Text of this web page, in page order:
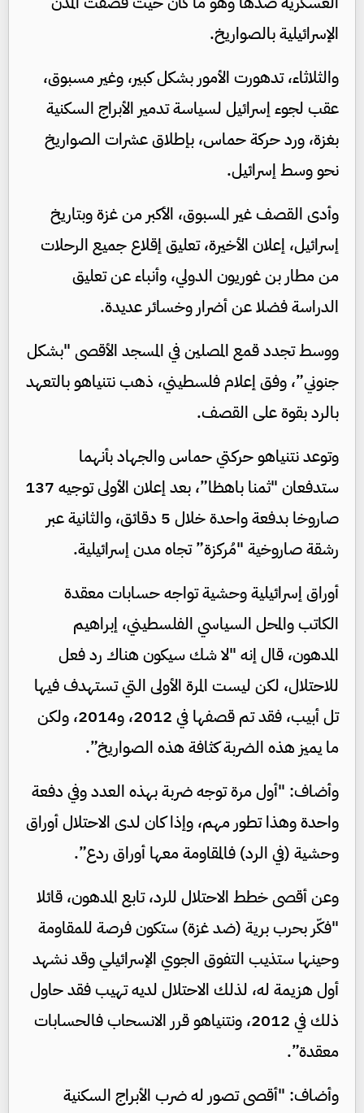
الإسرائيلية بالصواريخ.
والثلاثاء، تدهورت الأمور بشكل كبير، وغير مسبوق،
عقب لجوء إسرائيل لسياسة تدمير الأبراج السكنية
بغزة، ورد حركة حماس، بإطلاق عشرات الصواريخ
نحو وسط إسرائيل.
وأدى القصف غير المسبوق، الأكبر من غزة وبتاريخ
إسرائيل، إعلان الأخيرة، تعليق إقلاع جميع الرحلات
من مطار بن غوريون الدولي، وأنباء عن تعليق
الدراسة فضلا عن أضرار وخسائر عديدة.
ووسط تجدد قمع المصلين في المسجد الأقصى "بشكل
جنوني”، وفق إعلام فلسطيني، ذهب نتنياهو بالتعهد
بالرد بقوة على القصف.
وتوعد نتنياهو حركتي حماس والجهاد بأنهما
ستدفعان "ثمنا باهظا”، بعد إعلان الأولى توجيه 137
صاروخا بدفعة واحدة خلال 5 دقائق، والثانية عبر
رشقة صاروخية "مُركزة” تجاه مدن إسرائيلية.
أوراق إسرائيلية وحشية تواجه حسابات معقدة
الكاتب والمحل السياسي الفلسطيني، إبراهيم
المدهون، قال إنه "لا شك سيكون هناك رد فعل
للاحتلال، لكن ليست المرة الأولى التي تستهدف فيها
تل أبيب، فقد تم قصفها في 2012، و2014، ولكن
ما يميز هذه الضربة كثافة هذه الصواريخ”.
وأضاف: "أول مرة توجه ضربة بهذه العدد وفي دفعة
واحدة وهذا تطور مهم، وإذا كان لدى الاحتلال أوراق
وحشية (في الرد) فالمقاومة معها أوراق ردع”.
وعن أقصى خطط الاحتلال للرد، تابع المدهون، قائلا
"فكّر بحرب برية (ضد غزة) ستكون فرصة للمقاومة
وحينها ستذيب التفوق الجوي الإسرائيلي وقد نشهد
أول هزيمة له، لذلك الاحتلال لديه تهيب فقد حاول
ذلك في 2012، ونتنياهو قرر الانسحاب فالحسابات
معقدة”.
وأضاف: "أقصى تصور له ضرب الأبراج السكنية